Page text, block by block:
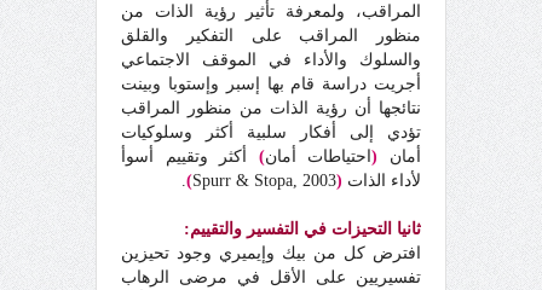
المراقب، ولمعرفة تأثير رؤية الذات من
منظور المراقب على التفكير والقلق
والسلوك والأداء في الموقف الاجتماعي
أجريت دراسة قام بها إسبر وإستوبا وبينت
نتائجها أن رؤية الذات من منظور المراقب
تؤدي إلى أفكار سلبية أكثر وسلوكيات
أمان (احتياطات أمان) أكثر وتقييم أسوأ
لأداء الذات (
Spurr & Stopa, 2003
)
ثانيا التحيزات في التفسير والتقييم:
افترض كل من بيك وإيميري وجود تحيزين
تفسيريين على الأقل في مرضى الرهاب